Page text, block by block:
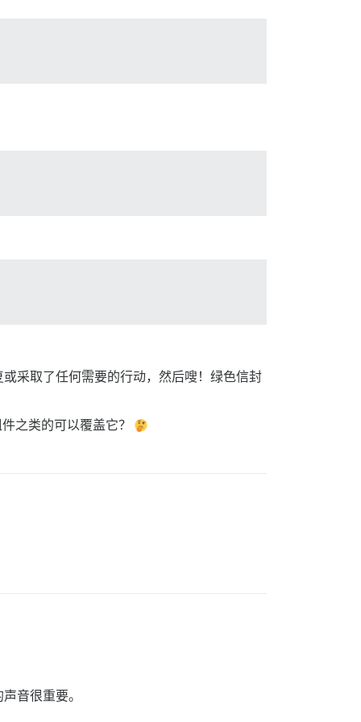
采取了任何需要的行动，然后嗖！绿色信封
之类的可以覆盖它？
音很重要。